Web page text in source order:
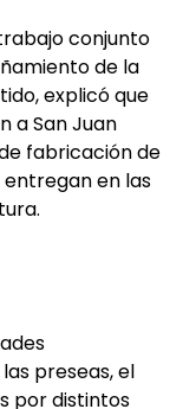
conjunto
de la
explicó que
a San Juan
fabricación de
en las
preseas, el
por distintos